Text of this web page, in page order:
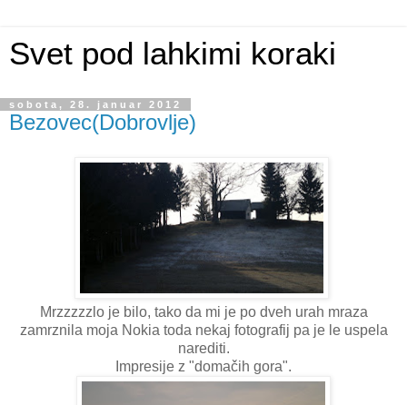
Svet pod lahkimi koraki
sobota, 28. januar 2012
Bezovec(Dobrovlje)
Mrzzzzzlo je bilo, tako da mi je po dveh urah mraza
zamrznila moja Nokia toda nekaj fotografij pa je le uspela
narediti.
Impresije z "domačih gora".